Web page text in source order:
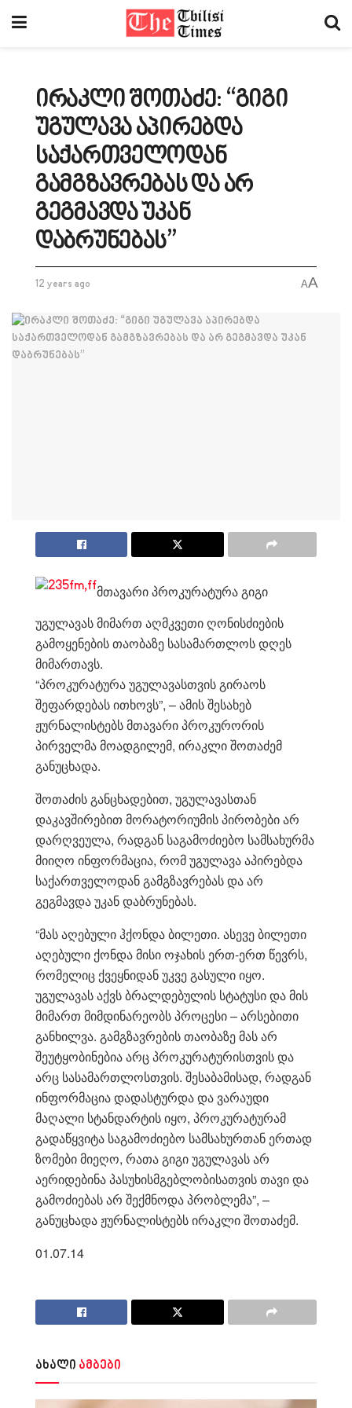
ირაკლი შოთაძე: “გიგი
უგულავა აპირებდა
საქართველოდან
გამგზავრებას და არ
გეგმავდა უკან
დაბრუნებას”
12 years ago AA
მთავარი პროკურატურა გიგი
უგულავას მიმართ აღმკვეთი ღონისძიების
გამოყენების თაობაზე სასამართლოს დღეს
მიმართავს.
“პროკურატურა უგულავასთვის გირაოს
შეფარდებას ითხოვს”, – ამის შესახებ
ჟურნალისტებს მთავარი პროკურორის
პირველმა მოადგილემ, ირაკლი შოთაძემ
განუცხადა.
შოთაძის განცხადებით, უგულავასთან
დაკავშირებით მორატორიუმის პირობები არ
დარღვეულა, რადგან საგამოძიებო სამსახურმა
მიიღო ინფორმაცია, რომ უგულავა აპირებდა
საქართველოდან გამგზავრებას და არ
გეგმავდა უკან დაბრუნებას.
“მას აღებული ჰქონდა ბილეთი. ასევე ბილეთი
აღებული ქონდა მისი ოჯახის ერთ-ერთ წევრს,
რომელიც ქვეყნიდან უკვე გასული იყო.
უგულავას აქვს ბრალდებულის სტატუსი და მის
მიმართ მიმდინარეობს პროცესი – არსებითი
განხილვა. გამგზავრების თაობაზე მას არ
შეუტყობინებია არც პროკურატურისთვის და
არც სასამართლოსთვის. შესაბამისად, რადგან
ინფორმაცია დადასტურდა და ვარაუდი
მაღალი სტანდარტის იყო, პროკურატურამ
გადაწყვიტა საგამოძიებო სამსახურთან ერთად
ზომები მიეღო, რათა გიგი უგულავას არ
აერიდებინა პასუხისმგებლობისათვის თავი და
გამოძიებას არ შექმნოდა პრობლემა”, –
განუცხადა ჟურნალისტებს ირაკლი შოთაძემ.
01.07.14
ახალი ამბები